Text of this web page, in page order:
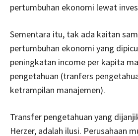
pertumbuhan ekonomi lewat
Sementara itu, tak ada kaitan
pertumbuhan ekonomi yang
peningkatan income per kapita
pengetahuan (tranfers
ketrampilan manajemen).
Transfer pengetahuan yang
Herzer, adalah ilusi. Perusahaan